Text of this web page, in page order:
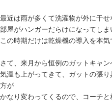
最近は雨が多くて洗濯物が外に干
部屋がハンガーだらけになってしま
この時期だけは乾燥機の導入を本
さて、来月から恒例のガットキャン
気温も上がってきて、ガットの張
方が
かなり変わってくるので、コーチ